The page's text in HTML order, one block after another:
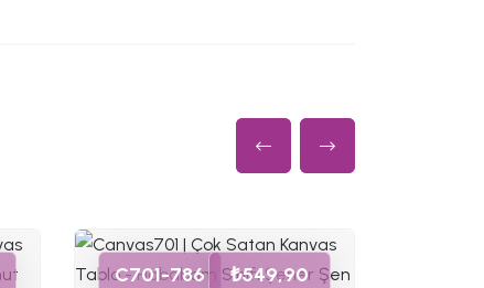
C701-786 ₺549,90